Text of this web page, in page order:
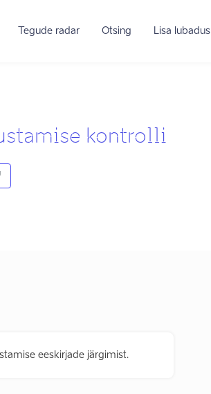
Tegude radar Otsing Lisa lubadus
kontrolli
eeskirjade järgimist.